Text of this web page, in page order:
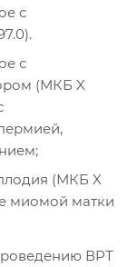
с
с
(МКБ X
(МКБ X
миомой матки
ВРТ